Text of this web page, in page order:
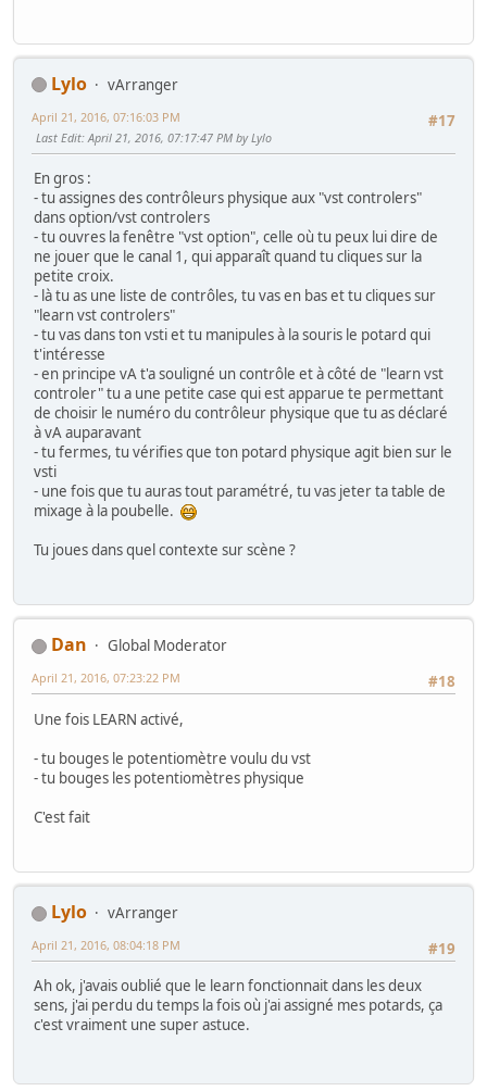
Lylo
vArranger
#17
April 21, 2016, 07:16:03 PM
Last Edit: April 21, 2016, 07:17:47 PM by Lylo
En gros :
- tu assignes des contrôleurs physique aux "vst controlers"
dans option/vst controlers
- tu ouvres la fenêtre "vst option", celle où tu peux lui dire de
ne jouer que le canal 1, qui apparaît quand tu cliques sur la
petite croix.
- là tu as une liste de contrôles, tu vas en bas et tu cliques sur
"learn vst controlers"
- tu vas dans ton vsti et tu manipules à la souris le potard qui
t'intéresse
- en principe vA t'a souligné un contrôle et à côté de "learn vst
controler" tu a une petite case qui est apparue te permettant
de choisir le numéro du contrôleur physique que tu as déclaré
à vA auparavant
- tu fermes, tu vérifies que ton potard physique agit bien sur le
vsti
- une fois que tu auras tout paramétré, tu vas jeter ta table de
mixage à la poubelle.
Tu joues dans quel contexte sur scène ?
Dan
Global Moderator
#18
April 21, 2016, 07:23:22 PM
Une fois LEARN activé,
- tu bouges le potentiomètre voulu du vst
- tu bouges les potentiomètres physique
C'est fait
Lylo
vArranger
#19
April 21, 2016, 08:04:18 PM
Ah ok, j'avais oublié que le learn fonctionnait dans les deux
sens, j'ai perdu du temps la fois où j'ai assigné mes potards, ça
c'est vraiment une super astuce.